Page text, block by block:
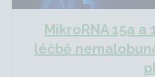
MikroRNA 15a
léčbě